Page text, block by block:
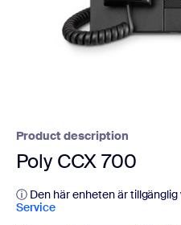
Product description
Poly CCX 700
ⓘ Den här enheten är
Service